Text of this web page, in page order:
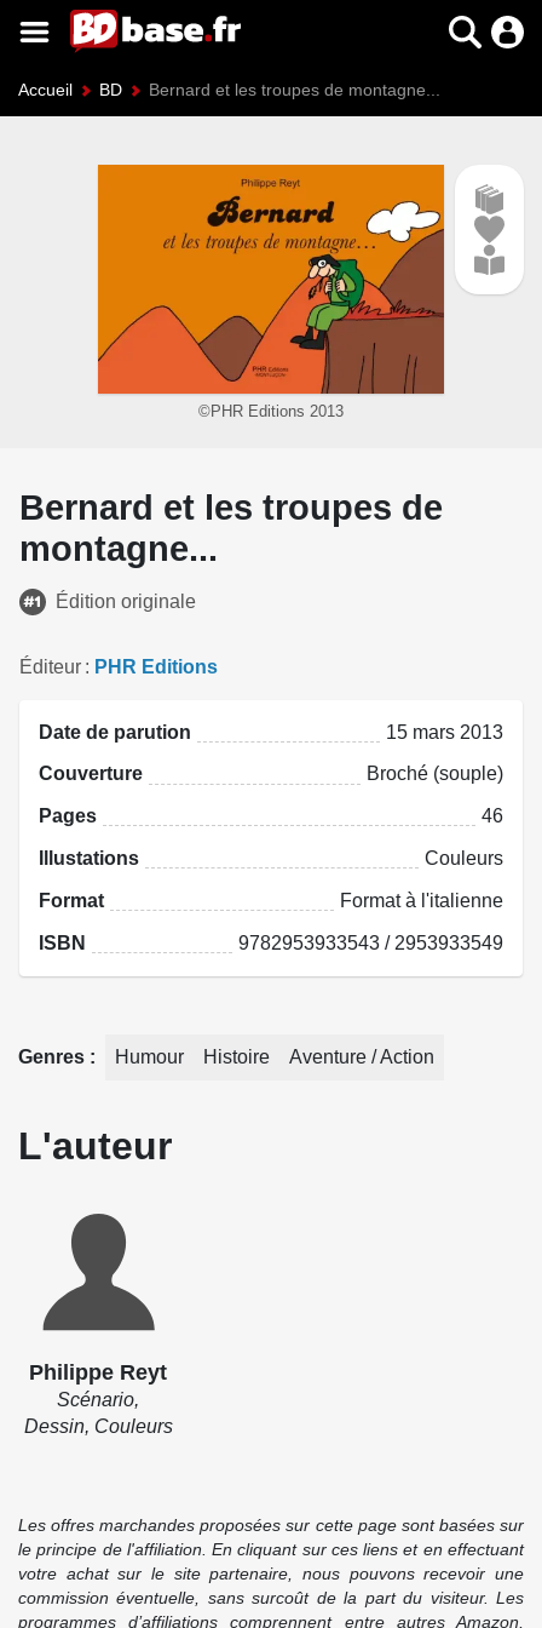
Accueil BD Bernard et les troupes de montagne...
©PHR Editions 2013
Bernard et les troupes de
montagne...
Édition originale
Éditeur PHR Editions
Date de parution 15 mars 2013
Couverture Broché (souple)
Pages 46
Illustations Couleurs
Format Format à l'italienne
ISBN 9782953933543 / 2953933549
Genres Humour Histoire Aventure / Action
L'auteur
Philippe Reyt
Scénario,
Dessin, Couleurs
Les offres marchandes proposées sur cette page sont basées sur
le principe de l'affiliation. En cliquant sur ces liens et en effectuant
votre achat sur le site partenaire, nous pouvons recevoir une
commission éventuelle, sans surcoût de la part du visiteur. Les
programmes d’affiliations comprennent entre autres Amazon,